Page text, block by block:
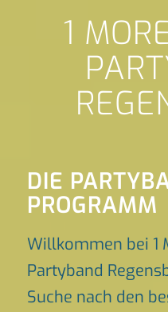
1
DIE
PROGRAMM
Willkommen bei 1
Partyband
Suche nach den